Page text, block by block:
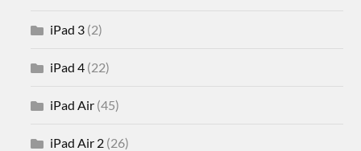
iPad 3 (2)
iPad 4 (22)
iPad Air (45)
iPad Air 2 (26)